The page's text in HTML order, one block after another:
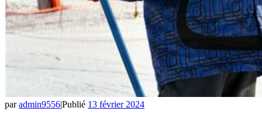
paradmin9556|Publié 13 février 2024